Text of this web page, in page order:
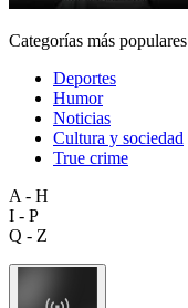
Categorías más populares
Deportes
Humor
Noticias
Cultura y sociedad
True crime
A - H
I - P
Q - Z